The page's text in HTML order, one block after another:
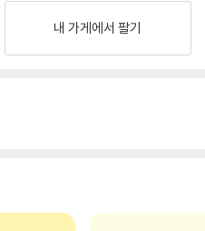
내 가게에서 팔기